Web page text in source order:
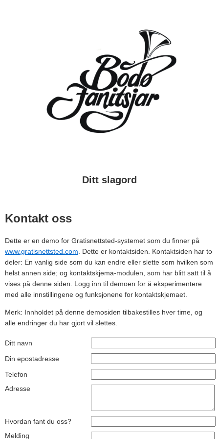
Ditt slagord
Kontakt oss
Dette er en demo for Gratisnettsted-systemet som du finner på
www.gratisnettsted.com . Dette er kontaktsiden. Kontaktsiden har to
deler: En vanlig side som du kan endre eller slette som hvilken som
helst annen side; og kontaktskjema-modulen, som har blitt satt til å
vises på denne siden. Logg inn til demoen for å eksperimentere
med alle innstillingene og funksjonene for kontaktskjemaet.
Merk: Innholdet på denne demosiden tilbakestilles hver time, og
alle endringer du har gjort vil slettes.
Ditt navn
Din epostadresse
Telefon
Adresse
Hvordan fant du oss?
Melding